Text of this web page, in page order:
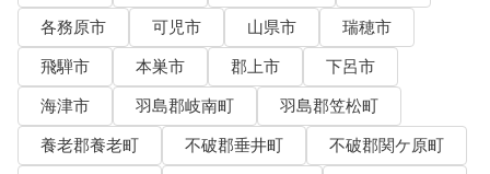
各務原市
可児市 山県市
瑞穂市
飛騨市
本巣市 郡上市
下呂市
海津市
羽島郡岐南町
羽島郡笠松町
養老郡養老町
不破郡垂井町
不破郡関ケ原町